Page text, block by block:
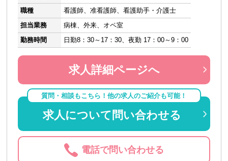
職種
看護師、准看護師、看護助手・介護士
担当業務
病棟、外来、オペ室
勤務時間
日勤8：30～17：30、夜勤 17：00～9：00
求人詳細ページへ
質問・相談もこちら！他の求人のご紹介も可能！
求人について問い合わせる
電話で問い合わせる